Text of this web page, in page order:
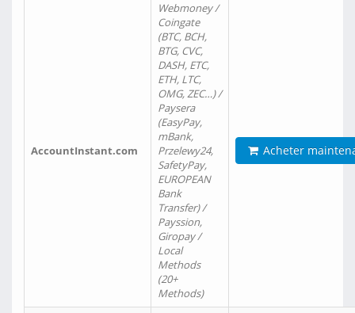
AccountInstant.com
Webmoney /
Coingate
(BTC, BCH,
BTG, CVC,
DASH, ETC,
ETH, LTC,
OMG, ZEC…) /
Paysera
(EasyPay,
mBank,
Przelewy24,
SafetyPay,
EUROPEAN
Bank
Transfer) /
Payssion,
Giropay /
Local
Methods
(20+
Methods)
Acheter